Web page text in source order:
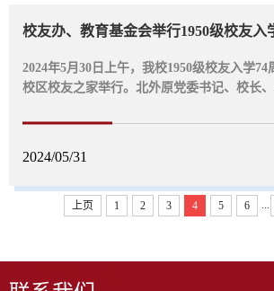
2024​年5月30日上午，我校1950级校友入学74
校区校友之家举行。北外原党委书记、校长
2024/05/31
上页 1 2 3 4 5 6